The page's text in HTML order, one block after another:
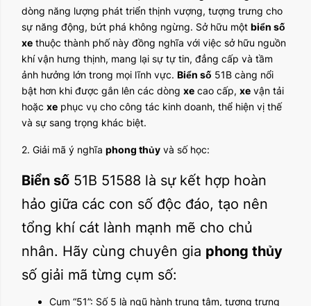
dòng năng lượng phát triển thịnh vượng, tượng trưng cho
sự năng động, bứt phá không ngừng. Sở hữu một biển số
xe thuộc thành phố này đồng nghĩa với việc sở hữu nguồn
khí vận hưng thịnh, mang lại sự tự tin, đẳng cấp và tầm
ảnh hưởng lớn trong mọi lĩnh vực. Biển số 51B càng nổi
bật hơn khi được gắn lên các dòng xe cao cấp, xe vận tải
hoặc xe phục vụ cho công tác kinh doanh, thể hiện vị thế
và sự sang trọng khác biệt.
2. Giải mã ý nghĩa phong thủy và số học:
Biển số 51B 51588 là sự kết hợp hoàn
hảo giữa các con số độc đáo, tạo nên
tổng khí cát lành mạnh mẽ cho chủ
nhân. Hãy cùng chuyên gia phong thủy
số giải mã từng cụm số:
Cụm “51”: Số 5 là ngũ hành trung tâm, tượng trưng